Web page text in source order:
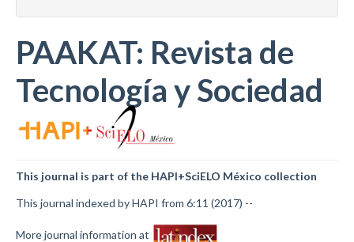
PAAKAT: Revista de
Tecnología y Sociedad
This journal is part of the HAPI+SciELO México collection
This journal indexed by HAPI from 6:11 (2017) --
More journal information at